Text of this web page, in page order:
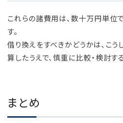
これらの諸費用は、数十万円単位
す。
借り換えをすべきかどうかは、こ
算したうえで、慎重に比較・検討す
まとめ